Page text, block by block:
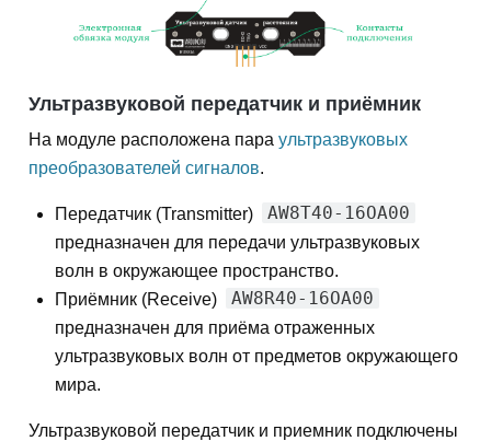
Ультразвуковой передатчик и приёмник
На модуле расположена пара ультразвуковых
преобразователей сигналов.
Передатчик (Transmitter) AW8T40-16OA00
предназначен для передачи ультразвуковых
волн в окружающее пространство.
Приёмник (Receive)
AW8R40-16OA00
предназначен для приёма отраженных
ультразвуковых волн от предметов окружающего
мира.
Ультразвуковой передатчик и приемник подключены